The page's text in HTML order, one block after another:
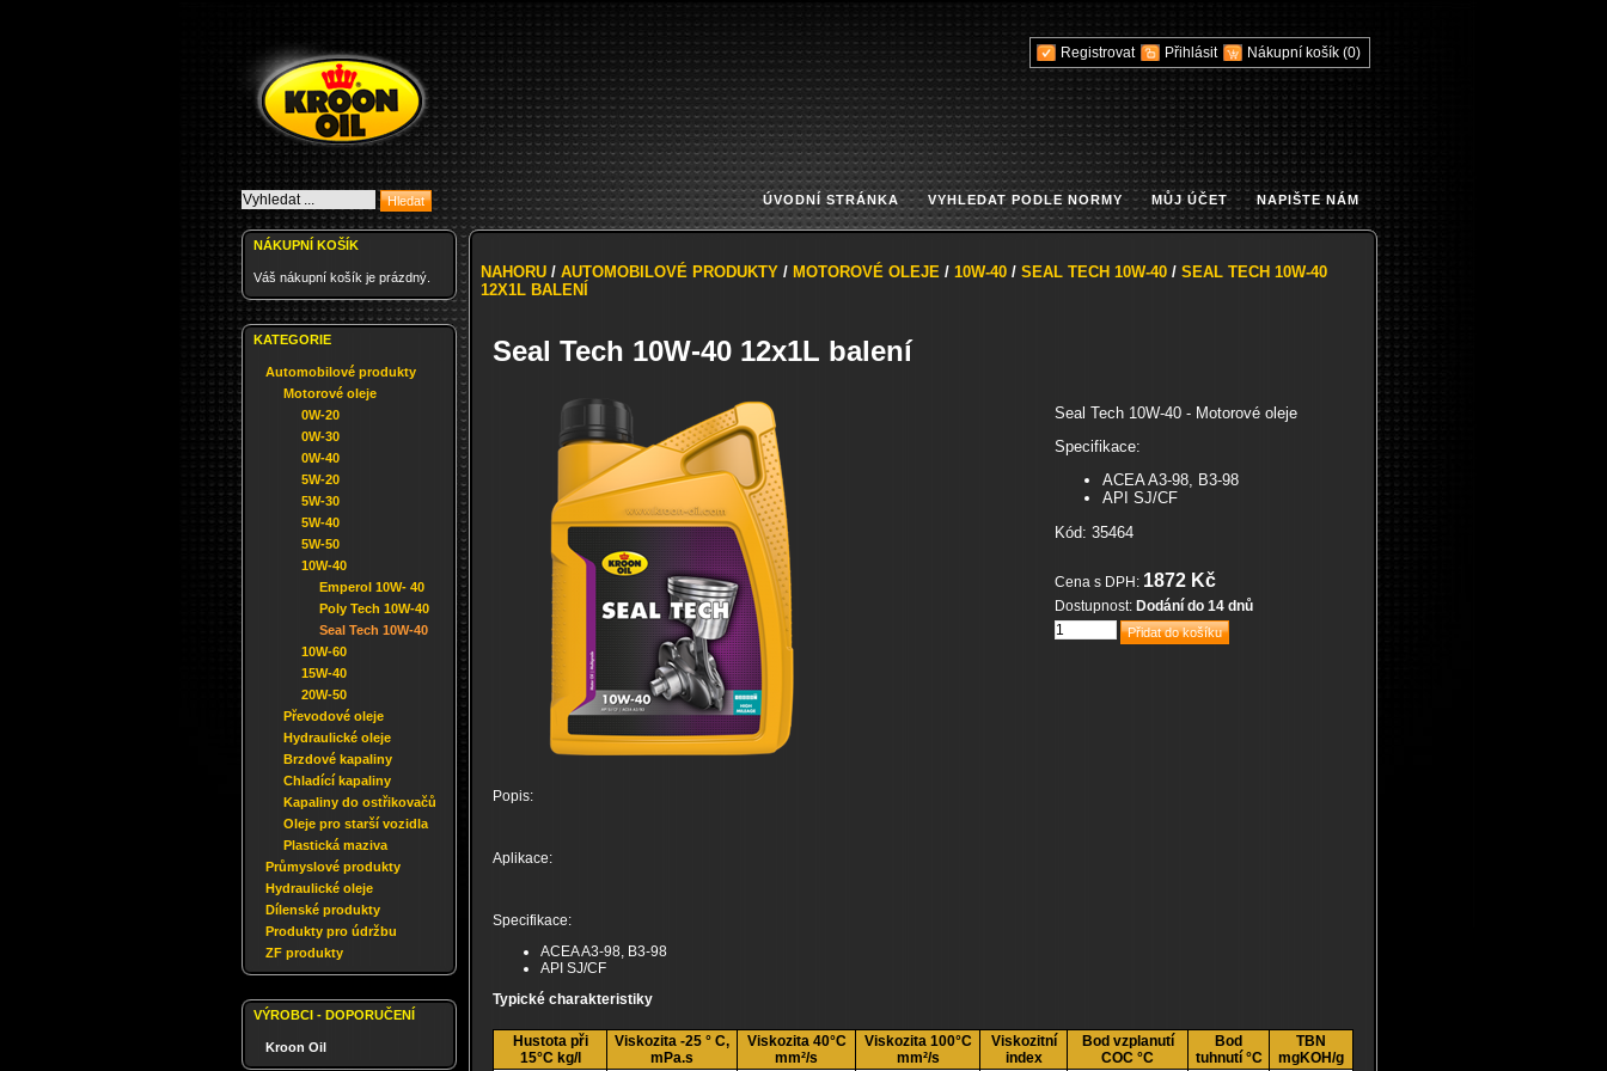
Registrovat Přihlásit Nákupní košík (0)
ÚVODNÍ STRÁNKA VYHLEDAT PODLE NORMY MŮJ ÚČET NAPIŠTE NÁM
NÁKUPNÍ KOŠÍK
Váš nákupní košík je prázdný.
KATEGORIE
Automobilové produkty
Motorové oleje
0W-20
0W-30
0W-40
5W-20
5W-30
5W-40
5W-50
10W-40
Emperol 10W- 40
Poly Tech 10W-40
Seal Tech 10W-40
10W-60
15W-40
20W-50
Převodové oleje
Hydraulické oleje
Brzdové kapaliny
Chladící kapaliny
Kapaliny do ostřikovačů
Oleje pro starší vozidla
Plastická maziva
Průmyslové produkty
Hydraulické oleje
Dílenské produkty
Produkty pro údržbu
ZF produkty
VÝROBCI - DOPORUČENÍ
Kroon Oil
NAHORU / AUTOMOBILOVÉ PRODUKTY / MOTOROVÉ OLEJE / 10W-40 / SEAL TECH 10W-40 / SEAL TECH 10W-40
12X1L BALENÍ
Seal Tech 10W-40 12x1L balení
Seal Tech 10W-40 - Motorové oleje
Specifikace:
ACEA A3-98, B3-98
API SJ/CF
Kód: 35464
Cena s DPH: 1872 Kč
Dostupnost: Dodání do 14 dnů
Popis:
Aplikace:
Specifikace:
ACEA A3-98, B3-98
API SJ/CF
Typické charakteristiky
Hustota při
15°C kg/l
Viskozita -25 ° C,
mPa.s
Viskozita 40°C
mm²/s
Viskozita 100°C
mm²/s
Viskozitní
index
Bod vzplanutí
COC °C
Bod
tuhnutí °C
TBN
mgKOH/g